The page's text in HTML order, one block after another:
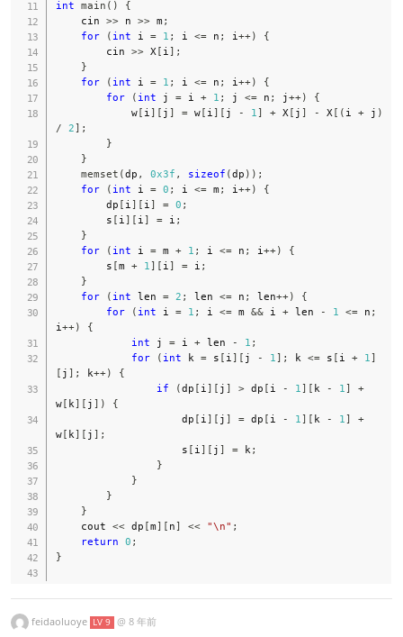
int main ( )
{
    cin
>> n >> m ;
for
( int i = 1 ; i <= n ; i ++)
{
        cin
>> X [ i ] ;
}
for
( int i = 1 ; i <= n ; i ++)
{
for
( int j = i + 1 ; j <= n ; j++)
{
            w
[ i ] [ j ] = w[ i ] [ j - 1 ] + X [ j ] - X [ ( i + j )
/ 2] ;
}
}
memset (dp , 0x3f , sizeof (dp ) ) ;
for
( int i = 0 ; i <= m ; i ++)
{
        dp
[ i ] [ i ] = 0 ;
        s
[ i ] [ i ] = i ;
}
for
( int i = m + 1 ; i <= n ; i ++)
{
        s
[m + 1 ] [ i ] = i ;
}
for
( int len = 2 ; len <= n ; len++)
{
for
( int i = 1 ; i <= m && i + len - 1 <= n ;
i ++)
{
int j = i + len - 1 ;
for
( int k = s [ i ] [ j - 1 ] ; k <= s [ i + 1 ]
[ j ] ; k++)
{
if
(dp [ i ] [ j ] > dp [ i - 1 ] [ k - 1 ]
+
w[ k] [ j ] )
{
                    dp
[ i ] [ j ] = dp [ i - 1 ] [ k - 1 ]
+
w[ k] [ j ] ;
                    s
[ i ] [ j ] = k ;
}
}
}
}
    cout
<< dp [m] [ n] << "\n" ;
return 0 ;
}
feidaoluoye LV 9 @ 8 年前